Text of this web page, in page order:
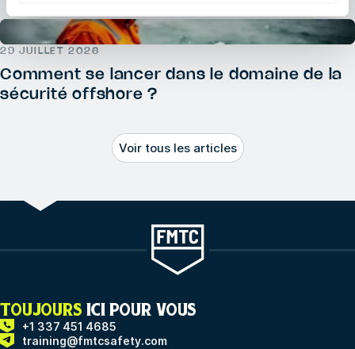
29 JUILLET 2026
Comment se lancer dans le domaine de la
sécurité offshore ?
Voir tous les articles
TOUJOURS ICI POUR VOUS
+1 337 451 4685
training@fmtcsafety.com